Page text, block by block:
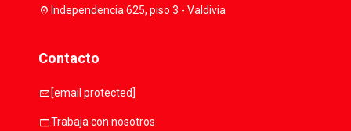
location_onIndependencia 625, piso 3 - Valdivia
Contacto
mail [email protected]
workTrabaja con nosotros